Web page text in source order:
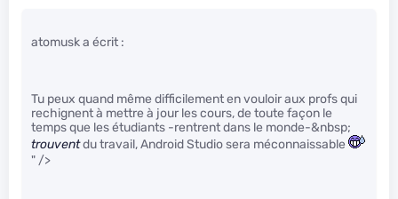
atomusk a écrit :
Tu peux quand même difficilement en vouloir aux profs qui
rechignent à mettre à jour les cours, de toute façon le
temps que les étudiants -rentrent dans le monde-&nbsp;
trouventdu travail, Android Studio sera méconnaissable
" />